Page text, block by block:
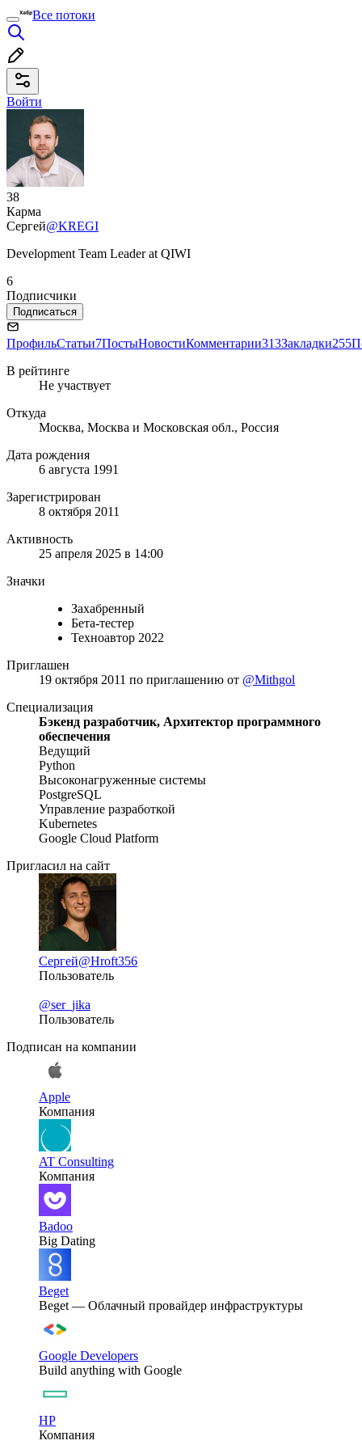
Все потоки
Войти
38
Карма
Сергей@KREGI
Development Team Leader at QIWI
6
Подписчики
Подписаться
ПрофильСтатьи7ПостыНовостиКомментарии313Закладки255
В рейтинге
Не участвует
Откуда
Москва, Москва и Московская обл., Россия
Дата рождения
6 августа 1991
Зарегистрирован
8 октября 2011
Активность
25 апреля 2025 в 14:00
Значки
Захабренный
Бета-тестер
Техноавтор 2022
Приглашен
19 октября 2011 по приглашению от @Mithgol
Специализация
Бэкенд разработчик, Архитектор программного
обеспечения
Ведущий
Python
Высоконагруженные системы
PostgreSQL
Управление разработкой
Kubernetes
Google Cloud Platform
Пригласил на сайт
Сергей@Hroft356
Пользователь
@ser_jika
Пользователь
Подписан на компании
Apple
Компания
AT Consulting
Компания
Badoo
Big Dating
Beget
Beget — Облачный провайдер инфраструктуры
Google Developers
Build anything with Google
HP
Компания